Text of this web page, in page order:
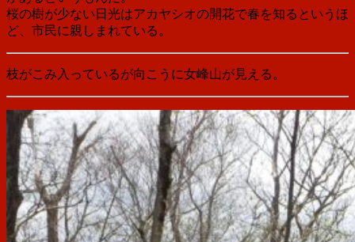
桜の樹が少ない日光はアカヤシオの開花で春を知るというほ
ど、市民に親しまれている。
枝がこみ入っているが向こうに女峰山が見える。